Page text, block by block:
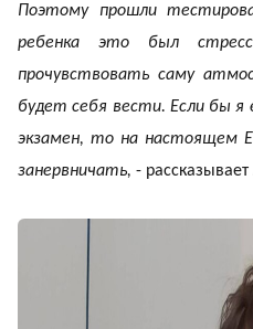
Поэтому прошли
ребенка это был
прочувствовать саму
будет себя вести. Если бы
экзамен, то на настоящем
занервничать, -